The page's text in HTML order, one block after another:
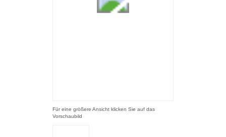
Für eine größere Ansicht klicken Sie auf das
Vorschaubild